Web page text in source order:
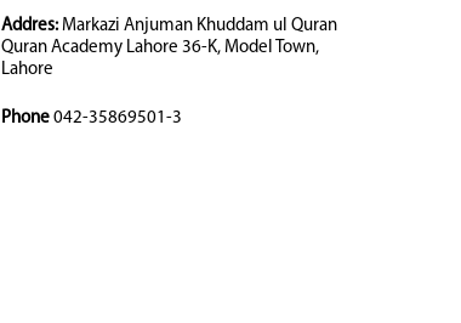
Addres:Markazi Anjuman Khuddam ul Quran
Quran Academy Lahore 36-K, Model Town,
Lahore
Phone 042-35869501-3